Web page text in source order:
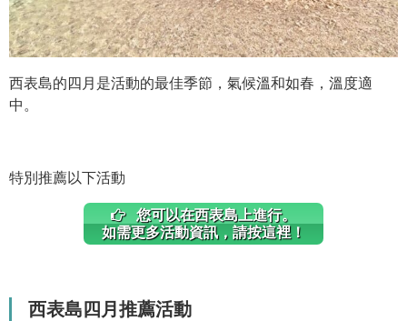
西表島的四月是活動的最佳季節，氣候溫和如春，溫度適
中。
特別推薦以下活動
您可以在西表島上進行。
如需更多活動資訊，請按這裡！
西表島四月推薦活動